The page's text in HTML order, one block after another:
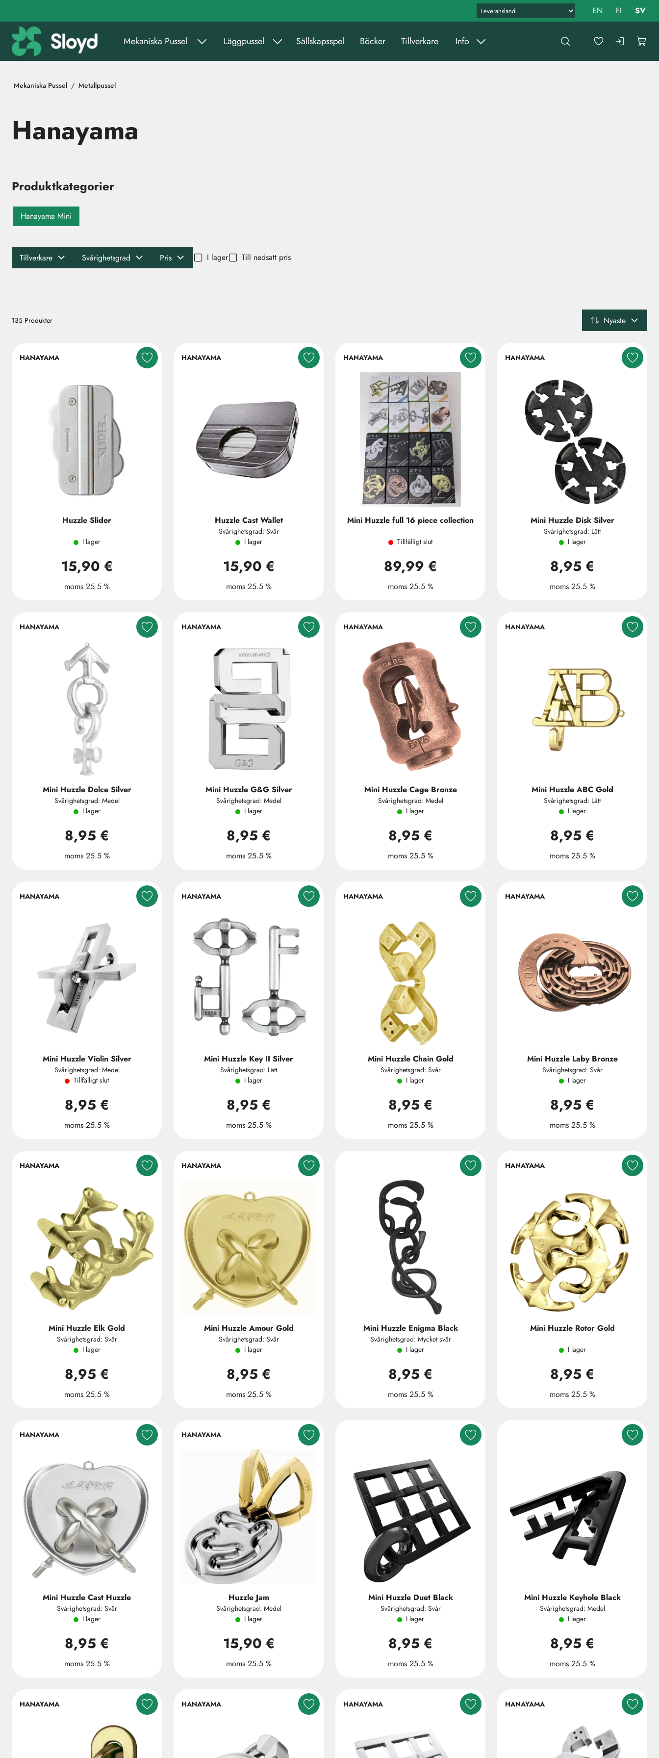
Mekaniska Pussel Läggpussel Sällskapsspel Böcker Tillverkare Info
EN FI SV
Mekaniska Pussel Metallpussel
Hanayama
Produktkategorier
Hanayama Mini
Tillverkare Svårighetsgrad Pris I lager Till nedsatt pris
Nyaste
135 Produkter
HANAYAMA
Huzzle Slider
I lager
15,90 €
moms 25.5 %
HANAYAMA
Huzzle Cast Wallet
Svårighetsgrad: Svår
I lager
15,90 €
moms 25.5 %
HANAYAMA
Mini Huzzle full 16 piece collection
Tillfälligt slut
89,99 €
moms 25.5 %
HANAYAMA
Mini Huzzle Disk Silver
Svårighetsgrad: Lätt
I lager
8,95 €
moms 25.5 %
HANAYAMA
Mini Huzzle Dolce Silver
Svårighetsgrad: Medel
I lager
8,95 €
moms 25.5 %
HANAYAMA
Mini Huzzle G&G Silver
Svårighetsgrad: Medel
I lager
8,95 €
moms 25.5 %
HANAYAMA
Mini Huzzle Cage Bronze
Svårighetsgrad: Medel
I lager
8,95 €
moms 25.5 %
HANAYAMA
Mini Huzzle ABC Gold
Svårighetsgrad: Lätt
I lager
8,95 €
moms 25.5 %
HANAYAMA
Mini Huzzle Violin Silver
Svårighetsgrad: Medel
Tillfälligt slut
8,95 €
moms 25.5 %
HANAYAMA
Mini Huzzle Key II Silver
Svårighetsgrad: Lätt
I lager
8,95 €
moms 25.5 %
HANAYAMA
Mini Huzzle Chain Gold
Svårighetsgrad: Svår
I lager
8,95 €
moms 25.5 %
HANAYAMA
Mini Huzzle Laby Bronze
Svårighetsgrad: Svår
I lager
8,95 €
moms 25.5 %
HANAYAMA
Mini Huzzle Elk Gold
Svårighetsgrad: Svår
I lager
8,95 €
moms 25.5 %
HANAYAMA
Mini Huzzle Amour Gold
Svårighetsgrad: Svår
I lager
8,95 €
moms 25.5 %
Mini Huzzle Enigma Black
Svårighetsgrad: Mycket svår
I lager
8,95 €
moms 25.5 %
HANAYAMA
Mini Huzzle Rotor Gold
I lager
8,95 €
moms 25.5 %
HANAYAMA
Mini Huzzle Cast Huzzle
Svårighetsgrad: Svår
I lager
8,95 €
moms 25.5 %
HANAYAMA
Huzzle Jam
Svårighetsgrad: Medel
I lager
15,90 €
moms 25.5 %
Mini Huzzle Duet Black
Svårighetsgrad: Svår
I lager
8,95 €
moms 25.5 %
Mini Huzzle Keyhole Black
Svårighetsgrad: Medel
I lager
8,95 €
moms 25.5 %
HANAYAMA HANAYAMA HANAYAMA HANAYAMA